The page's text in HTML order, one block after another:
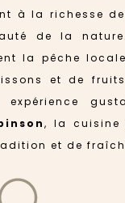
à la richesse
de la
la pêche
et de
, la cuisine
et de